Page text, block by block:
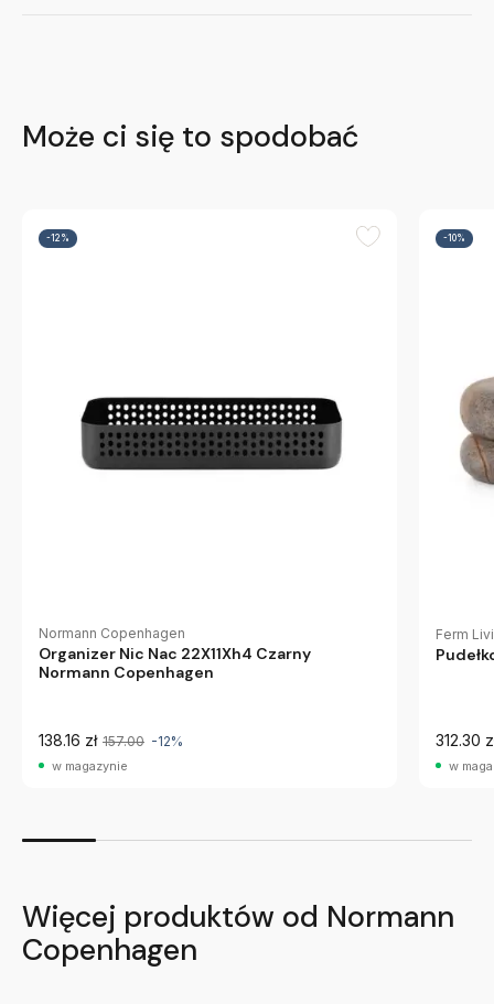
Może ci się to spodobać
-12%
Normann Copenhagen
Organizer Nic Nac 22X11Xh4 Czarny
Normann Copenhagen
138.16 zł 157.00 -12%
w magazynie
-10%
Ferm
312.30
w
Więcej produktów od Normann
Copenhagen